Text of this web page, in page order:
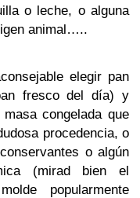
o leche, o alguna
animal…..
elegir pan
fresco del día) y
congelada que
procedencia, o
o algún
(mirad bien el
popularmente